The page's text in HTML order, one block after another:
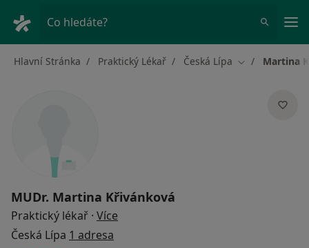
Co hledáte?
Hlavní Stránka Praktický Lékař Česká Lípa Změna města
Martina
MUDr. Martina Křivánková
Praktický lékař · Více
Česká Lípa 1 adresa